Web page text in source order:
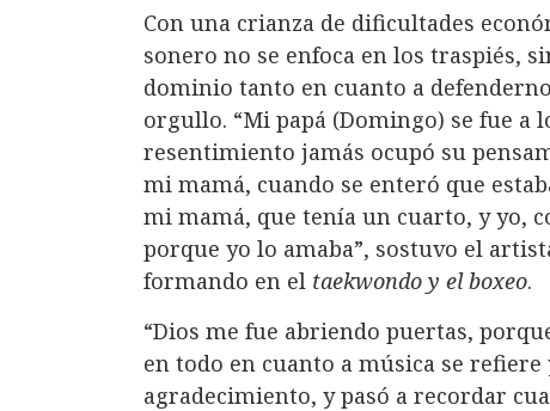
Con una crianza de dificultades
sonero no se enfoca en los traspiés,
dominio tanto en cuanto a
orgullo. “Mi papá (Domingo) se fue a
resentimiento jamás ocupó su
mi mamá, cuando se enteró que
mi mamá, que tenía un cuarto, y yo,
porque yo lo amaba”, sostuvo el
formando en el taekwondo y el boxeo.
“Dios me fue abriendo puertas,
en todo en cuanto a música se
agradecimiento, y pasó a recordar